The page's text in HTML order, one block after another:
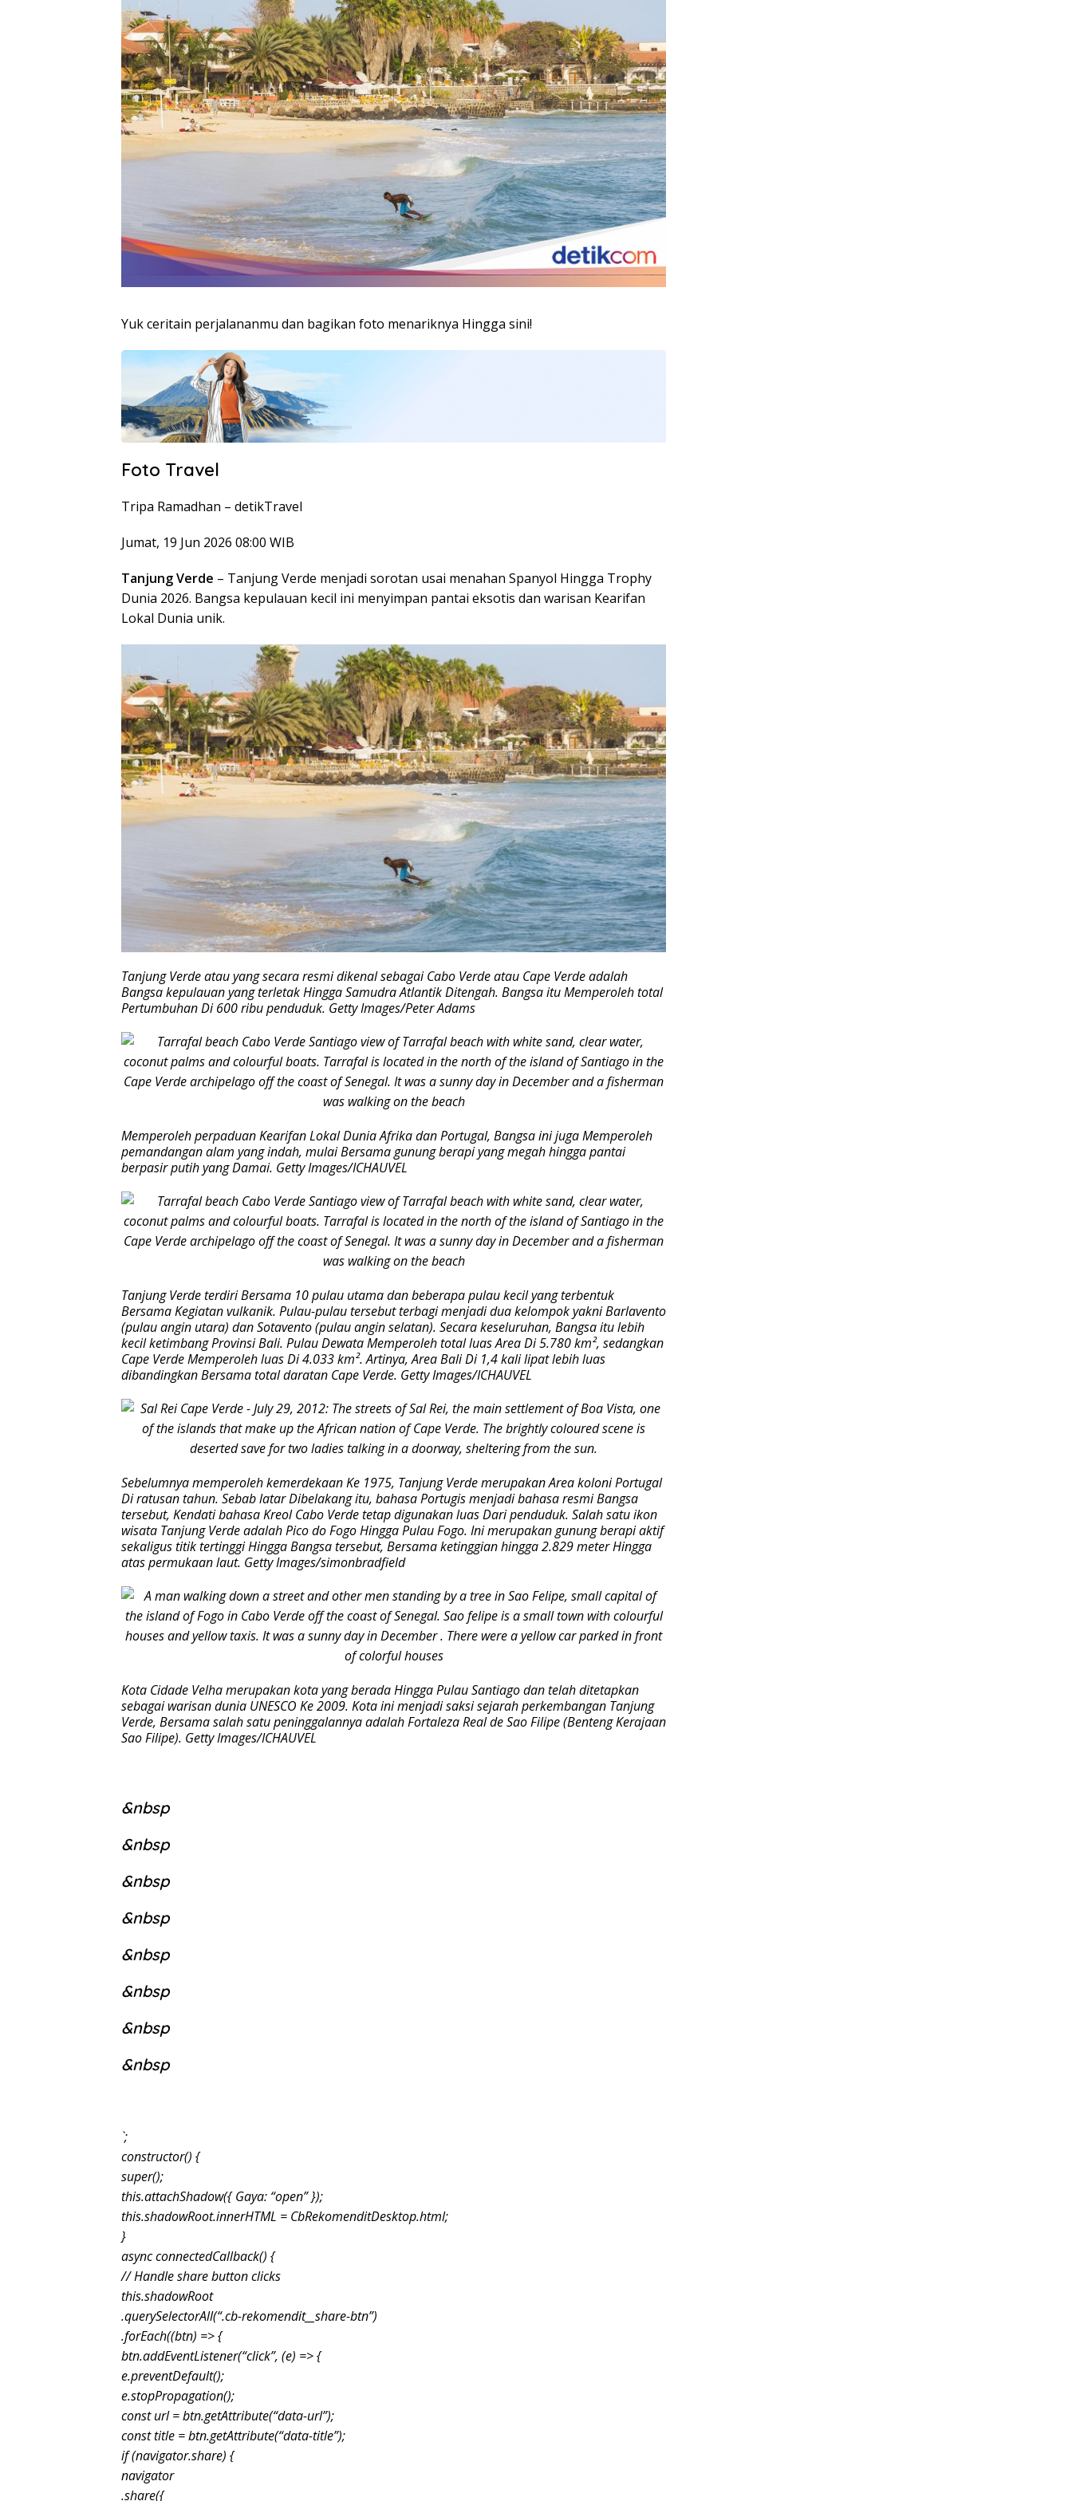
Yuk ceritain perjalananmu dan bagikan foto menariknya Hingga sini!
Foto Travel
Tripa Ramadhan – detikTravel
Jumat, 19 Jun 2026 08:00 WIB
Tanjung Verde – Tanjung Verde menjadi sorotan usai menahan Spanyol Hingga Trophy
Dunia 2026. Bangsa kepulauan kecil ini menyimpan pantai eksotis dan warisan Kearifan
Lokal Dunia unik.
Tanjung Verde atau yang secara resmi dikenal sebagai Cabo Verde atau Cape Verde adalah
Bangsa kepulauan yang terletak Hingga Samudra Atlantik Ditengah. Bangsa itu Memperoleh total
Pertumbuhan Di 600 ribu penduduk. Getty Images/Peter Adams
Memperoleh perpaduan Kearifan Lokal Dunia Afrika dan Portugal, Bangsa ini juga Memperoleh
pemandangan alam yang indah, mulai Bersama gunung berapi yang megah hingga pantai
berpasir putih yang Damai. Getty Images/ICHAUVEL
Tanjung Verde terdiri Bersama 10 pulau utama dan beberapa pulau kecil yang terbentuk
Bersama Kegiatan vulkanik. Pulau-pulau tersebut terbagi menjadi dua kelompok yakni Barlavento
(pulau angin utara) dan Sotavento (pulau angin selatan). Secara keseluruhan, Bangsa itu lebih
kecil ketimbang Provinsi Bali. Pulau Dewata Memperoleh total luas Area Di 5.780 km², sedangkan
Cape Verde Memperoleh luas Di 4.033 km². Artinya, Area Bali Di 1,4 kali lipat lebih luas
dibandingkan Bersama total daratan Cape Verde. Getty Images/ICHAUVEL
Sebelumnya memperoleh kemerdekaan Ke 1975, Tanjung Verde merupakan Area koloni Portugal
Di ratusan tahun. Sebab latar Dibelakang itu, bahasa Portugis menjadi bahasa resmi Bangsa
tersebut, Kendati bahasa Kreol Cabo Verde tetap digunakan luas Dari penduduk. Salah satu ikon
wisata Tanjung Verde adalah Pico do Fogo Hingga Pulau Fogo. Ini merupakan gunung berapi aktif
sekaligus titik tertinggi Hingga Bangsa tersebut, Bersama ketinggian hingga 2.829 meter Hingga
atas permukaan laut. Getty Images/simonbradfield
Kota Cidade Velha merupakan kota yang berada Hingga Pulau Santiago dan telah ditetapkan
sebagai warisan dunia UNESCO Ke 2009. Kota ini menjadi saksi sejarah perkembangan Tanjung
Verde, Bersama salah satu peninggalannya adalah Fortaleza Real de Sao Filipe (Benteng Kerajaan
Sao Filipe). Getty Images/ICHAUVEL
&nbsp
&nbsp
&nbsp
&nbsp
&nbsp
&nbsp
&nbsp
&nbsp
`;
constructor() {
super();
this.attachShadow({ Gaya: “open” });
this.shadowRoot.innerHTML = CbRekomenditDesktop.html;
}
async connectedCallback() {
// Handle share button clicks
this.shadowRoot
.querySelectorAll(“.cb-rekomendit__share-btn”)
.forEach((btn) => {
btn.addEventListener(“click”, (e) => {
e.preventDefault();
e.stopPropagation();
const url = btn.getAttribute(“data-url”);
const title = btn.getAttribute(“data-title”);
if (navigator.share) {
navigator
.share({